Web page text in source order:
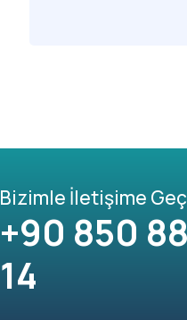
Bizimle İletişime Geç
+90 850
14